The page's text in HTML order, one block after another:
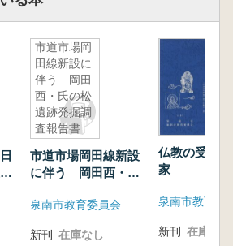
市道市場岡
田線新設に
伴う 岡田
西・氏の松
遺跡発掘調
査報告書
市道市場岡田線新設
に伴う 岡田西・氏
告書
泉南市教育委員会
新刊 在庫なし
仏教の受容
家
泉南市教育委
新刊 在庫なし